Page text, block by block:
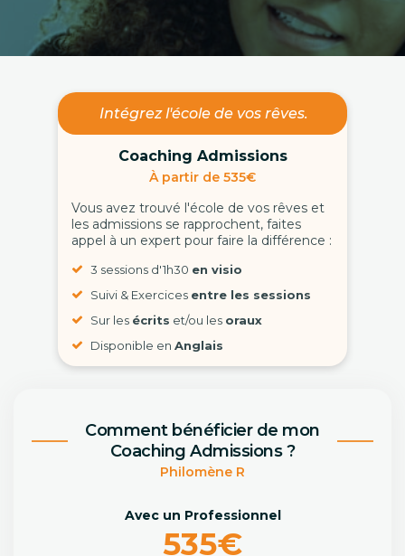
Intégrez l'école de vos rêves.
Coaching Admissions
À partir de 535€
Vous avez trouvé l'école de vos rêves et
les admissions se rapprochent, faites
appel à un expert pour faire la différence :
3 sessions d'1h30 en visio
Suivi & Exercices entre les sessions
Sur les écrits et/ou les oraux
Disponible en Anglais
Comment bénéficier de mon
Coaching Admissions ?
Philomène R
Avec un Professionnel
535€